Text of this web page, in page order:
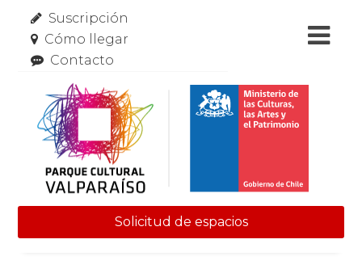
Suscripción
Cómo llegar
Contacto
Solicitud de espacios